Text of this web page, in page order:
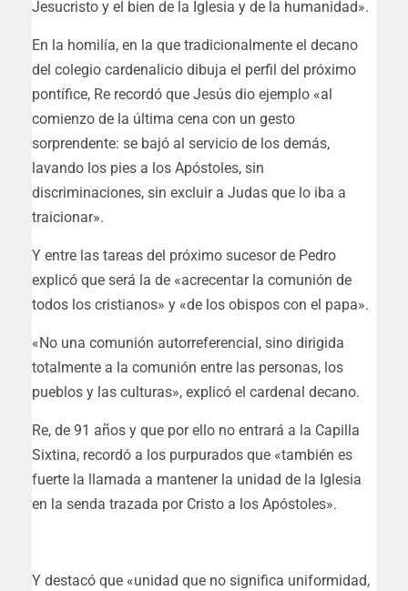
Jesucristo y el bien de la Iglesia y de la humanidad».
En la homilía, en la que tradicionalmente el decano
del colegio cardenalicio dibuja el perfil del próximo
pontífice, Re recordó que Jesús dio ejemplo «al
comienzo de la última cena con un gesto
sorprendente: se bajó al servicio de los demás,
lavando los pies a los Apóstoles, sin
discriminaciones, sin excluir a Judas que lo iba a
traicionar».
Y entre las tareas del próximo sucesor de Pedro
explicó que será la de «acrecentar la comunión de
todos los cristianos» y «de los obispos con el papa».
«No una comunión autorreferencial, sino dirigida
totalmente a la comunión entre las personas, los
pueblos y las culturas», explicó el cardenal decano.
Re, de 91 años y que por ello no entrará a la Capilla
Sixtina, recordó a los purpurados que «también es
fuerte la llamada a mantener la unidad de la Iglesia
en la senda trazada por Cristo a los Apóstoles».
Y destacó que «unidad que no significa uniformidad,